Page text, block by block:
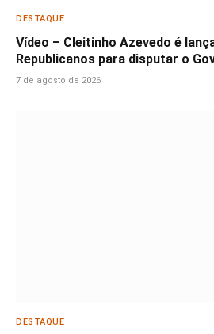
DESTAQUE
Vídeo – Cleitinho Azevedo é
Republicanos para disputar o
7 de agosto de 2026
DESTAQUE